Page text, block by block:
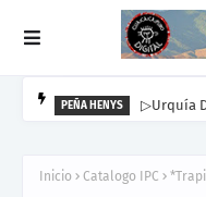
PEÑA HENYS ▷Urquía
Inicio Catalogo IPC